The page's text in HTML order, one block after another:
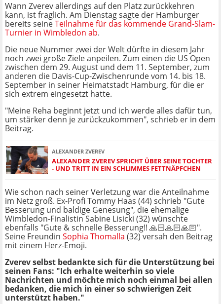
Wann Zverev allerdings auf den Platz zurückkehren
kann, ist fraglich. Am Dienstag sagte der Hamburger
bereits seineTeilnahme für das kommende Grand-Slam-
Turnier in Wimbledon ab.
Die neue Nummer zwei der Welt dürfte in diesem Jahr
noch zwei große Ziele anpeilen. Zum einen die US Open
zwischen dem 29. August und dem 11. September, zum
anderen die Davis-Cup-Zwischenrunde vom 14. bis 18.
September in seiner Heimatstadt Hamburg, für die er
sich extrem eingesetzt hatte.
"Meine Reha beginnt jetzt und ich werde alles dafür tun,
um stärker denn je zurückzukommen", schrieb er in dem
Beitrag.
ALEXANDER ZVEREV
ALEXANDER ZVEREV SPRICHT ÜBER SEINE TOCHTER
- UND TRITT IN EIN SCHLIMMES FETTNÄPFCHEN
Wie schon nach seiner Verletzung war die Anteilnahme
im Netz groß. Ex-Profi Tommy Haas (44) schrieb "Gute
Besserung und baldige Genesung", die ehemalige
Wimbledon-Finalistin Sabine Lisicki (32) wünschte
ebenfalls "Gute & schnelle Besserung!! 🙏🏻🙏🏻🙏🏻".
Seine Freundin Sophia Thomalla (32) versah den Beitrag
mit einem Herz-Emoji.
Zverev selbst bedankte sich für die Unterstützung bei
seinen Fans: "Ich erhalte weiterhin so viele
Nachrichten und möchte mich noch einmal bei allen
bedanken, die mich in einer so schwierigen Zeit
unterstützt haben."